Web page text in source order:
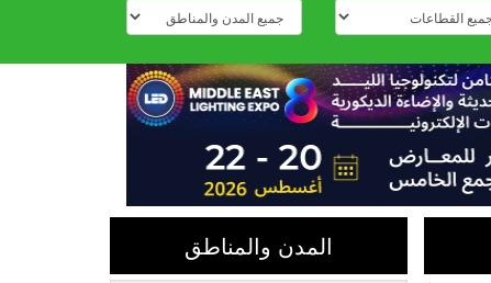
المدن والمناطق